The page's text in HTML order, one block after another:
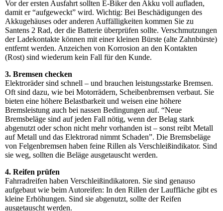
Vor der ersten Ausfahrt sollten E-Biker den Akku voll aufladen,
damit er “aufgeweckt” wird. Wichtig: Bei Beschädigungen des
Akkugehäuses oder anderen Auffälligkeiten kommen Sie zu
Santens 2 Rad, der die Batterie überprüfen sollte. Verschmutzungen
der Ladekontakte können mit einer kleinen Bürste (alte Zahnbürste)
entfernt werden. Anzeichen von Korrosion an den Kontakten
(Rost) sind wiederum kein Fall für den Kunde.
3. Bremsen checken
Elektroräder sind schnell – und brauchen leistungsstarke Bremsen.
Oft sind dazu, wie bei Motorrädern, Scheibenbremsen verbaut. Sie
bieten eine höhere Belastbarkeit und weisen eine höhere
Bremsleistung auch bei nassen Bedingungen auf. “Neue
Bremsbeläge sind auf jeden Fall nötig, wenn der Belag stark
abgenutzt oder schon nicht mehr vorhanden ist – sonst reibt Metall
auf Metall und das Elektrorad nimmt Schaden”. Die Bremsbeläge
von Felgenbremsen haben feine Rillen als Verschleißindikator. Sind
sie weg, sollten die Beläge ausgetauscht werden.
4. Reifen prüfen
Fahrradreifen haben Verschleißindikatoren. Sie sind genauso
aufgebaut wie beim Autoreifen: In den Rillen der Lauffläche gibt es
kleine Erhöhungen. Sind sie abgenutzt, sollte der Reifen
ausgetauscht werden.